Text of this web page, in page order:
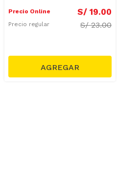
Precio Online S/ 19.00
Precio regular S/23.00